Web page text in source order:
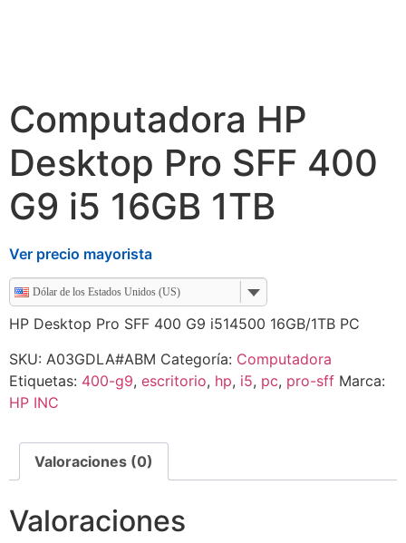
Computadora HP
Desktop Pro SFF 400
G9 i5 16GB 1TB
Ver precio mayorista
Dólar de los Estados Unidos (US)
HP Desktop Pro SFF 400 G9 i514500 16GB/1TB PC
SKU: A03GDLA#ABM Categoría: Computadora
Etiquetas: 400-g9, escritorio, hp, i5, pc, pro-sff Marca:
HP INC
Valoraciones (0)
Valoraciones